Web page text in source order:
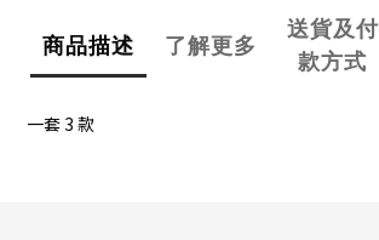
商品描述 了解更多
送貨及付
款方式
一套 3 款